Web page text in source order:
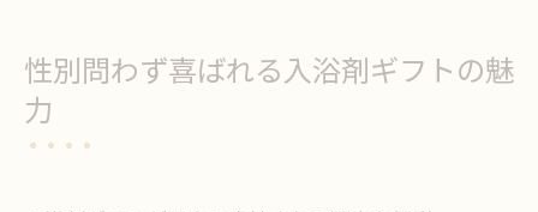
徴
性別問わず喜ばれる入浴剤ギフトの魅
力